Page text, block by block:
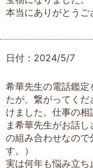
本当にありがとうご
日付：2024/5/7
希華先生の電話鑑定
たが、繋がってく
けました。仕事の
ま希華先生がお話
の組み合わせなの
す。）
実は何年も悩み立